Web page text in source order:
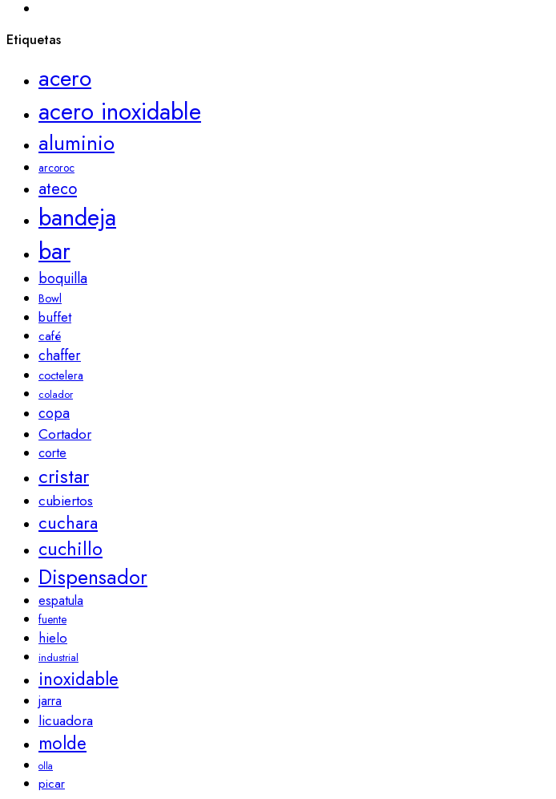
Etiquetas
acero
acero inoxidable
aluminio
arcoroc
ateco
bandeja
bar
boquilla
Bowl
buffet
café
chaffer
coctelera
colador
copa
Cortador
corte
cristar
cubiertos
cuchara
cuchillo
Dispensador
espatula
fuente
hielo
industrial
inoxidable
jarra
licuadora
molde
olla
picar